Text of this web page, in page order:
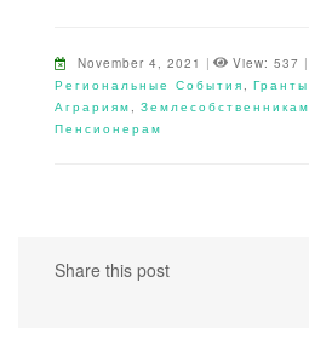
November 4, 2021 | View: 537 |
Региональные События , Гранты
Аграриям , Землесобственникам
Пенсионерам
Share this post